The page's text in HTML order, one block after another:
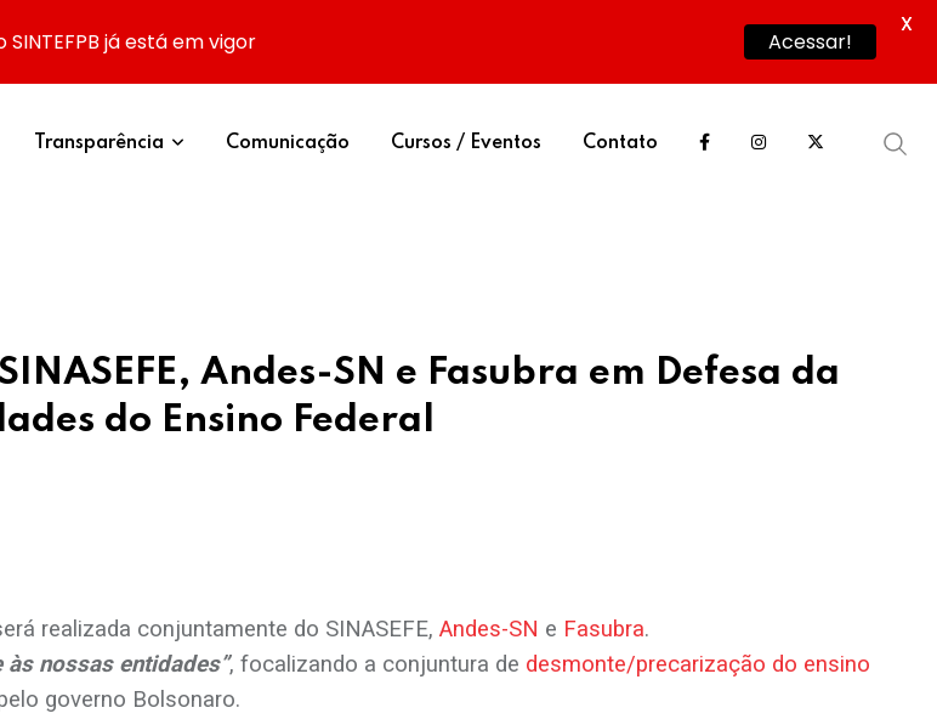
Transparência Comunicação Cursos / Eventos Contato
Andes-SN e Fasubra em Defesa da
do Ensino Federal
realizada conjuntamente do SINASEFE, Andes-SN e Fasubra.
às nossas entidades”, focalizando a conjuntura de desmonte/precarização do ensino
governo Bolsonaro.
já está em vigor Acessar!
X